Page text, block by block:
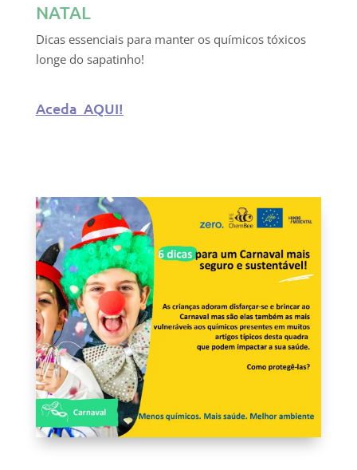
NATAL
Dicas essenciais para manter os químicos tóxicos
longe do sapatinho!
Aceda AQUI!